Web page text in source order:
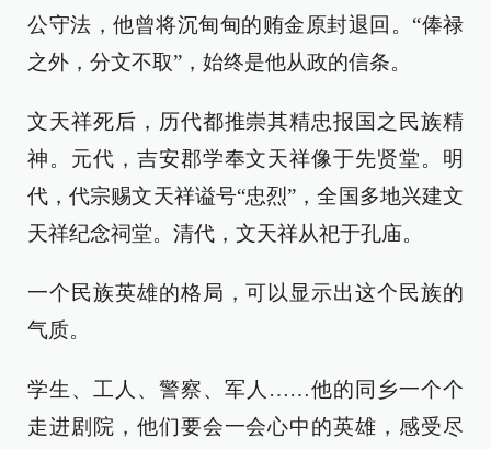
公守法，他曾将沉甸甸的贿金原封退回。“俸禄
之外，分文不取”，始终是他从政的信条。
文天祥死后，历代都推崇其精忠报国之民族精
神。元代，吉安郡学奉文天祥像于先贤堂。明
代，代宗赐文天祥谥号“忠烈”，全国多地兴建文
天祥纪念祠堂。清代，文天祥从祀于孔庙。
一个民族英雄的格局，可以显示出这个民族的
气质。
学生、工人、警察、军人……他的同乡一个个
走进剧院，他们要会一会心中的英雄，感受尽